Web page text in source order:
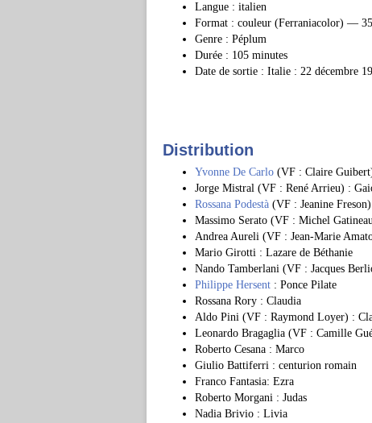
Langue : italien
Format : couleur (Ferraniacolor) —
Genre : Péplum
Durée : 105 minutes
Date de sortie : Italie : 22 décembre
Distribution
Yvonne De Carlo (VF : Claire
Jorge Mistral (VF : René Arrieu) :
Rossana Podestà (VF : Jeanine
Massimo Serato (VF : Michel
Andrea Aureli (VF : Jean-Marie
Mario Girotti : Lazare de Béthanie
Nando Tamberlani (VF : Jacques
Philippe Hersent : Ponce Pilate
Rossana Rory : Claudia
Aldo Pini (VF : Raymond Loyer) :
Leonardo Bragaglia (VF : Camille
Roberto Cesana : Marco
Giulio Battiferri : centurion romain
Franco Fantasia: Ezra
Roberto Morgani : Judas
Nadia Brivio : Livia